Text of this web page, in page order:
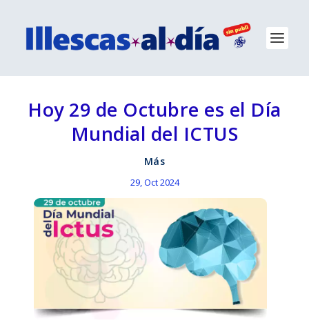
Hoy 29 de Octubre es el Día
Mundial del ICTUS
Más
29, Oct 2024